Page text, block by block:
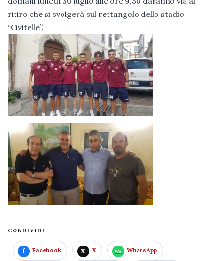
ritiro che si svolgerà sul rettangolo dello stadio
“Civitelle”.
CONDIVIDI:
Facebook X WhatsApp